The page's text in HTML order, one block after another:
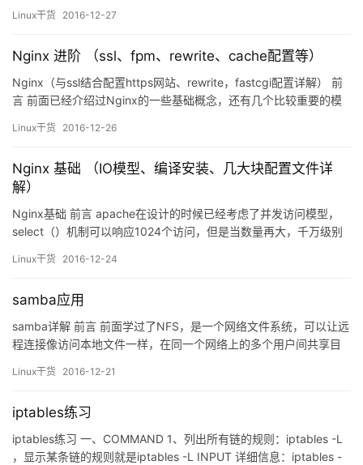
求。 1)负载调度器（Director）：作为整个集群的前端，主要将用户
相同的真实服务器组成，为用户提供真正的网络服务…
Linux干货 2016-12-27
Nginx 进阶 （ssl、fpm、rewrite、cache配置等）
Nginx（与ssl结合配置https网站、rewrite，fastcgi配置详解） 前
言 前面已经介绍过Nginx的一些基础概念，还有几个比较重要的模
利用fastcgi与php模块结合等等。 一、配置https网站 1、自建CA
Linux干货 2016-12-26
Nginx 基础 （IO模型、编译安装、几大块配置文件详
解）
Nginx基础 前言 apache在设计的时候已经考虑了并发访问模型，
select（）机制可以响应1024个访问，但是当数量再大，千万级别
问题。nginx是一个安装简单、配置文件简单、占用内存少、稳定性
务器。在Linux操作系统中，N…
Linux干货 2016-12-24
samba应用
samba详解 前言 前面学过了NFS，是一个网络文件系统，可以让远
程连接像访问本地文件一样，在同一个网络上的多个用户间共享目
要linux主机和windows主机都能共享，这个时候就用到了samba。
common sa…
Linux干货 2016-12-21
iptables练习
iptables练习 一、COMMAND 1、列出所有链的规则：iptables -L
，显示某条链的规则就是iptables -L INPUT 详细信息：iptables -